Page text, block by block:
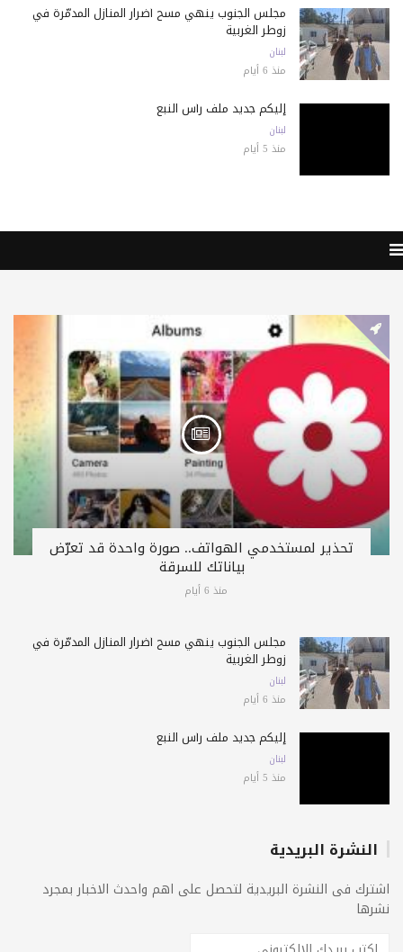
مجلس الجنوب ينهي مسح أضرار المنازل المدمّرة في
زوطر الغربية
لبنان
منذ 6 أيام
إليكم جديد ملف رأس النبع
لبنان
منذ 5 أيام
تحذير لمستخدمي الهواتف.. صورة واحدة قد تعرّض
بياناتك للسرقة
منذ 6 أيام
مجلس الجنوب ينهي مسح أضرار المنازل المدمّرة في
زوطر الغربية
لبنان
منذ 6 أيام
إليكم جديد ملف رأس النبع
لبنان
منذ 5 أيام
النشرة البريدية
اشترك فى النشرة البريدية لتحصل على اهم واحدث الاخبار بمجرد
نشرها